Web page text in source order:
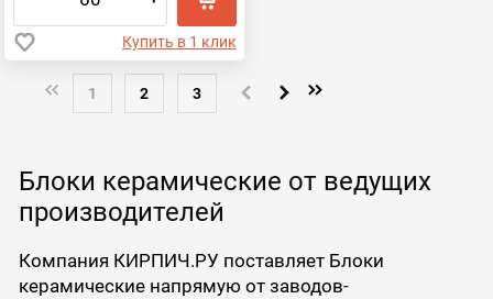
Купить в 1 клик
1 2 3
Блоки керамические от ведущих
производителей
Компания КИРПИЧ.РУ поставляет Блоки
керамические напрямую от заводов-